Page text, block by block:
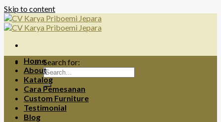
Skip to content
Search for:
Home
About
Katalog
Cara Pemesanan
Custom Furniture
Testimonial
Blog